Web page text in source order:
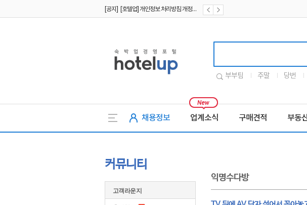
[공지] [호텔업] 개인정보 처리방침 개정본1 (19.09.02)
부부팀 주말 당번
채용정보 업계소식 구매견적 부동
커뮤니티
고객라운지
익명수다방